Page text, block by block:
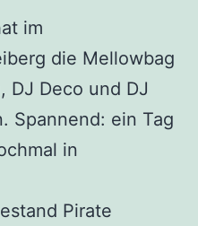
im
die Mellowbag
DJ Deco und DJ
Spannend: ein Tag
in
Pirate